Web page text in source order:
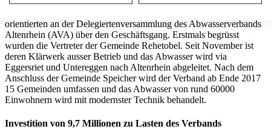
orientierten an der Delegiertenversammlung des Abwasserverbands
Altenrhein (AVA) über den Geschäftsgang. Erstmals begrüsst
wurden die Vertreter der Gemeinde Rehetobel. Seit November ist
deren Klärwerk ausser Betrieb und das Abwasser wird via
Eggersriet und Untereggen nach Altenrhein abgeleitet. Nach dem
Anschluss der Gemeinde Speicher wird der Verband ab Ende 2017
15 Gemeinden umfassen und das Abwasser von rund 60000
Einwohnern wird mit modernster Technik behandelt.
Investition von 9,7 Millionen zu Lasten des Verbands